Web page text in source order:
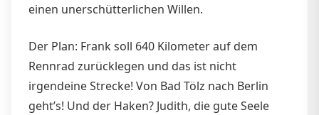
einen unerschütterlichen Willen.
Der Plan: Frank soll 640 Kilometer auf dem
Rennrad zurücklegen und das ist nicht
irgendeine Strecke! Von Bad Tölz nach Berlin
geht’s! Und der Haken? Judith, die gute Seele